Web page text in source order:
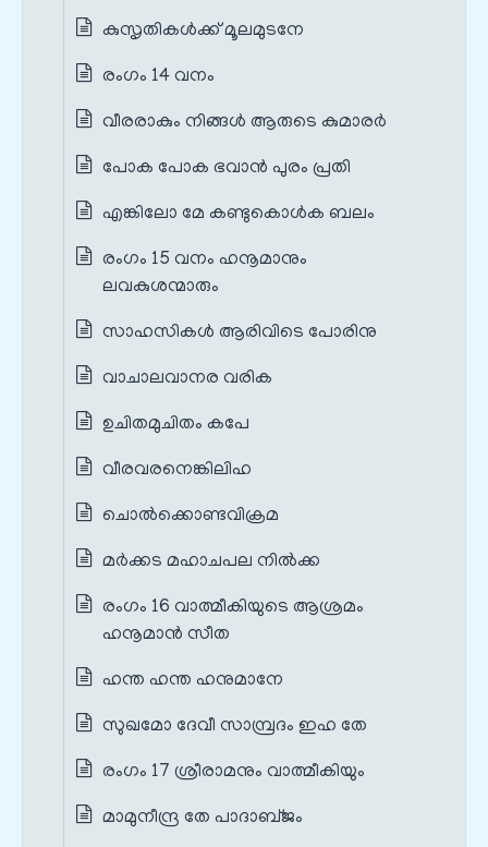
കുസൃതികള്‍ക്ക് മൂലമുടനേ
രംഗം 14 വനം
വീരരാകും നിങ്ങള്‍ ആരുടെ കുമാരര്‍
പോക പോക ഭവാന്‍ പുരം പ്രതി
എങ്കിലോ മേ കണ്ടുകൊള്‍ക ബലം
രംഗം 15 വനം ഹനൂമാനും
ലവകുശന്മാരും
സാഹസികള്‍ ആരിവിടെ പോരിനു
വാചാലവാനര വരിക
ഉചിതമുചിതം കപേ
വീരവരനെങ്കിലിഹ
ചൊല്‍ക്കൊണ്ടവിക്രമ
മര്‍ക്കട മഹാചപല നിൽക്ക
രംഗം 16 വാത്മീകിയുടെ ആശ്രമം
ഹനൂമാൻ സീത
ഹന്ത ഹന്ത ഹനുമാനേ
സുഖമോ ദേവീ സാമ്പ്രദം ഇഹ തേ
രംഗം 17 ശ്രീരാമനും വാത്മീകിയും
മാമുനീന്ദ്ര തേ പാദാബ്ജം